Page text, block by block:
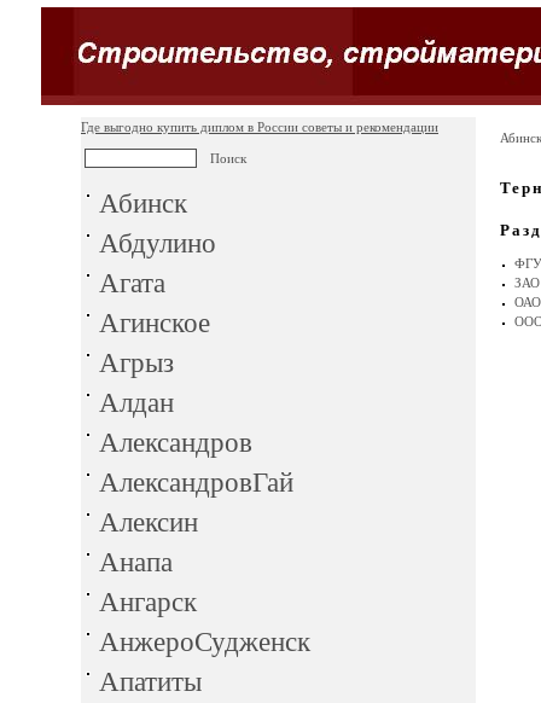
Где выгодно купить диплом в России советы и рекомендации
Абинск
Абдулино
Агата
Агинское
Агрыз
Алдан
Александров
АлександровГай
Алексин
Анапа
Ангарск
АнжероСудженск
Апатиты
Абинск